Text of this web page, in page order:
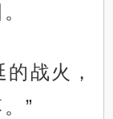
战火，
”